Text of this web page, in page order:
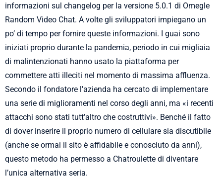
informazioni sul changelog per la versione 5.0.1 di Omegle
Random Video Chat. A volte gli sviluppatori impiegano un
po’ di tempo per fornire queste informazioni. I guai sono
iniziati proprio durante la pandemia, periodo in cui migliaia
di malintenzionati hanno usato la piattaforma per
commettere atti illeciti nel momento di massima affluenza.
Secondo il fondatore l’azienda ha cercato di implementare
una serie di miglioramenti nel corso degli anni, ma «i recenti
attacchi sono stati tutt’altro che costruttivi». Benché il fatto
di dover inserire il proprio numero di cellulare sia discutibile
(anche se ormai il sito è affidabile e conosciuto da anni),
questo metodo ha permesso a Chatroulette di diventare
l’unica alternativa seria.